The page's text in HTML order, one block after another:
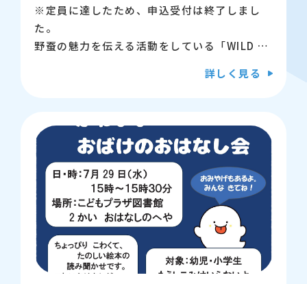
【申込】8月8日(土曜日)9時から専用フォーム
（新しいウィンドウが開きます）にて受付しま
す。
【問い合わせ先】江東区立こどもプラザ図書
※定員に達したため、申込受付は終了しまし
た。
野蚕の魅力を伝える活動をしている「WILD SI
ます。
深川蚕のことや、蚕からの恵み、命の尊さにつ
いての貴重な講座です。
【日時】8月9日（日曜日） 11時から12時
【会場】江東区こどもプラザ 4階 会議室
1・2
詳しく見る